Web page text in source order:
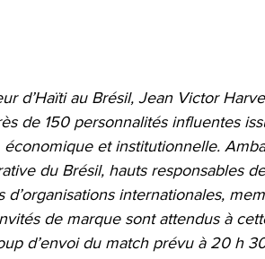
d’Haïti au Brésil, Jean Victor
de 150 personnalités influentes
et institutionnelle.
du Brésil, hauts responsables
d’organisations internationales,
de marque sont attendus à
d’envoi du match prévu à 20 h